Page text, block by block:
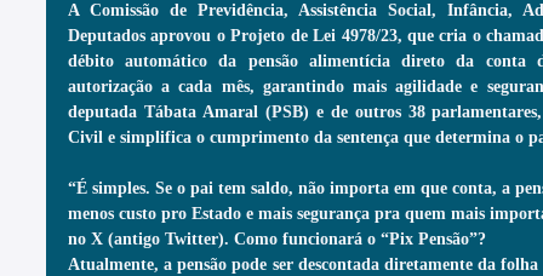
A Comissão de Previdência, Assistência Social, Infância,
Deputados aprovou o Projeto de Lei 4978/23, que cria o
débito automático da pensão alimentícia direto da conta
autorização a cada mês, garantindo mais agilidade e
deputada Tábata Amaral (PSB) e de outros 38
Civil e simplifica o cumprimento da sentença que determina o
“É simples. Se o pai tem saldo, não importa em que conta, a
menos custo pro Estado e mais segurança pra quem mais
no X (antigo Twitter). Como funcionará o “Pix Pensão”?
Atualmente, a pensão pode ser descontada diretamente da